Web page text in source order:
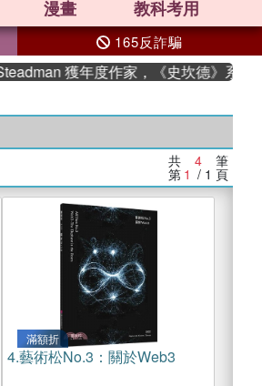
漫畫 教科考用
165反詐騙
獲年度作家，《史坎德》系列帶
共 4 筆
第 1 / 1 頁
滿額折
4.藝術松No.3：關於Web3